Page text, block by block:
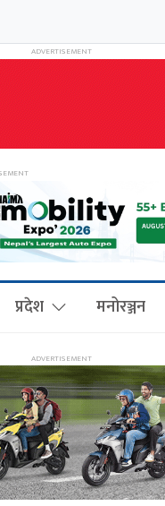
प्रदेश मनोरञ्जन